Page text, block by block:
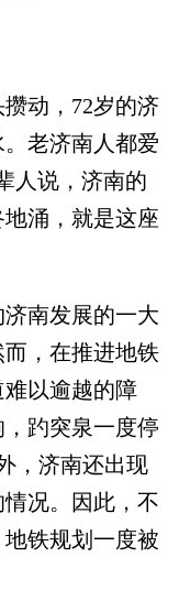
动，72岁的济
老济南人都爱
人说，济南的
涌，就是这座
南发展的一大
，在推进地铁
以逾越的障
趵突泉一度停
，济南还出现
况。因此，不
铁规划一度被